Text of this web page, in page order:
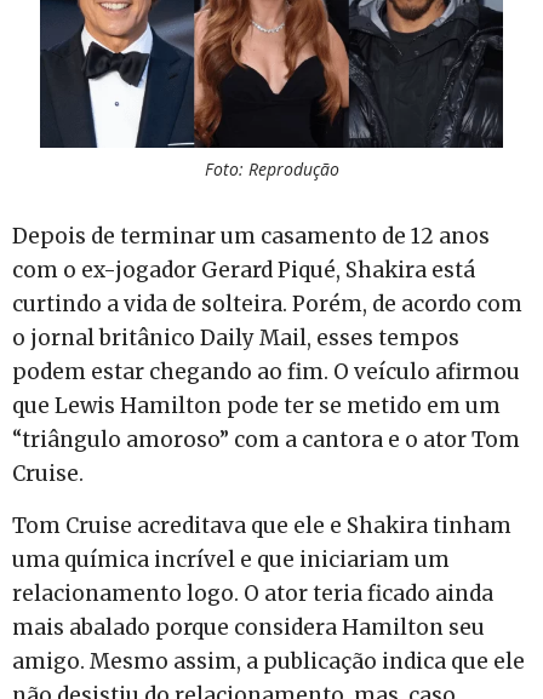
Foto: Reprodução
Depois de terminar um casamento de 12 anos
com o ex-jogador Gerard Piqué, Shakira está
curtindo a vida de solteira. Porém, de acordo com
o jornal britânico Daily Mail, esses tempos
podem estar chegando ao fim. O veículo afirmou
que Lewis Hamilton pode ter se metido em um
“triângulo amoroso” com a cantora e o ator Tom
Cruise.
Tom Cruise acreditava que ele e Shakira tinham
uma química incrível e que iniciariam um
relacionamento logo. O ator teria ficado ainda
mais abalado porque considera Hamilton seu
amigo. Mesmo assim, a publicação indica que ele